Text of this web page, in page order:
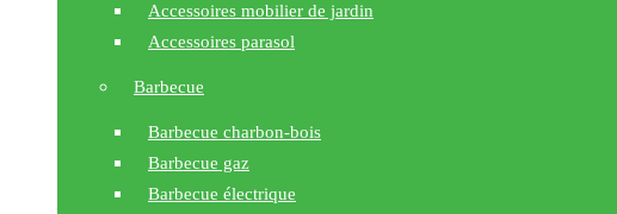
Accessoires mobilier de jardin
Accessoires parasol
Barbecue
Barbecue charbon-bois
Barbecue gaz
Barbecue électrique